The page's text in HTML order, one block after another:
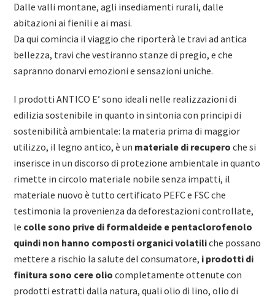
Dalle valli montane, agli insediamenti rurali, dalle
abitazioni ai fienili e ai masi.
Da qui comincia il viaggio che riporterà le travi ad antica
bellezza, travi che vestiranno stanze di pregio, e che
sapranno donarvi emozioni e sensazioni uniche.
I prodotti ANTICO E’ sono ideali nelle realizzazioni di
edilizia sostenibile in quanto in sintonia con principi di
sostenibilità ambientale: la materia prima di maggior
utilizzo, il legno antico, è un materiale di recupero che si
inserisce in un discorso di protezione ambientale in quanto
rimette in circolo materiale nobile senza impatti, il
materiale nuovo è tutto certificato PEFC e FSC che
testimonia la provenienza da deforestazioni controllate,
le colle sono prive di formaldeide e pentaclorofenolo
quindi non hanno composti organici volatiliche possano
mettere a rischio la salute del consumatore, i prodotti di
finitura sono cere olio completamente ottenute con
prodotti estratti dalla natura, quali olio di lino, olio di